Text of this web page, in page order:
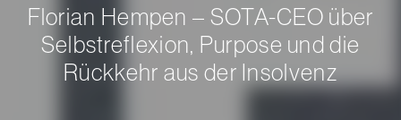
Florian Hempen – SOTA-CEO über
Selbstreflexion, Purpose und die
Rückkehr aus der Insolvenz